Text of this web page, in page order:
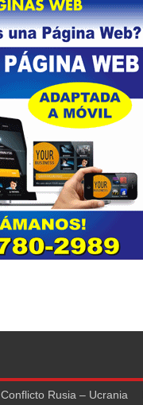
Conflicto Rusia – Ucrania